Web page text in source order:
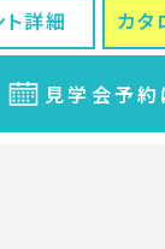
詳細 カタ
見学会予約